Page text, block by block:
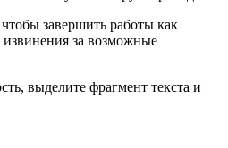
завершить работы как
за возможные
выделите фрагмент текста и